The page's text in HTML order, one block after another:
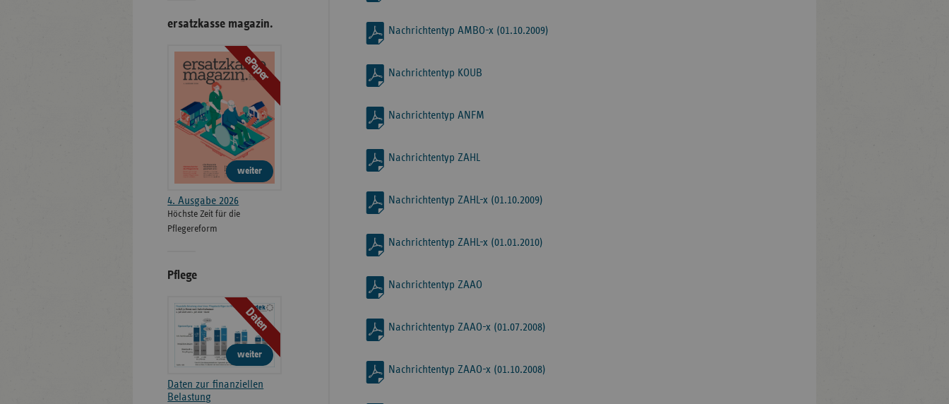
Nachrichtentyp AMBO-x (01.10.2009)
Nachrichtentyp KOUB
Nachrichtentyp ANFM
Nachrichtentyp ZAHL
Nachrichtentyp ZAHL-x (01.10.2009)
Nachrichtentyp ZAHL-x (01.01.2010)
Nachrichtentyp ZAAO
Nachrichtentyp ZAAO-x (01.07.2008)
Nachrichtentyp ZAAO-x (01.10.2008)
ersatzkasse magazin.
ePaper
weiter
4. Ausgabe 2026
Höchste Zeit für die
Pflegereform
Pflege
Daten
weiter
Daten zur finanziellen
Belastung